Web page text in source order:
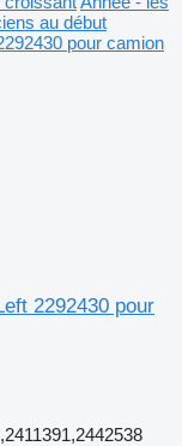
au début
2292430 pour